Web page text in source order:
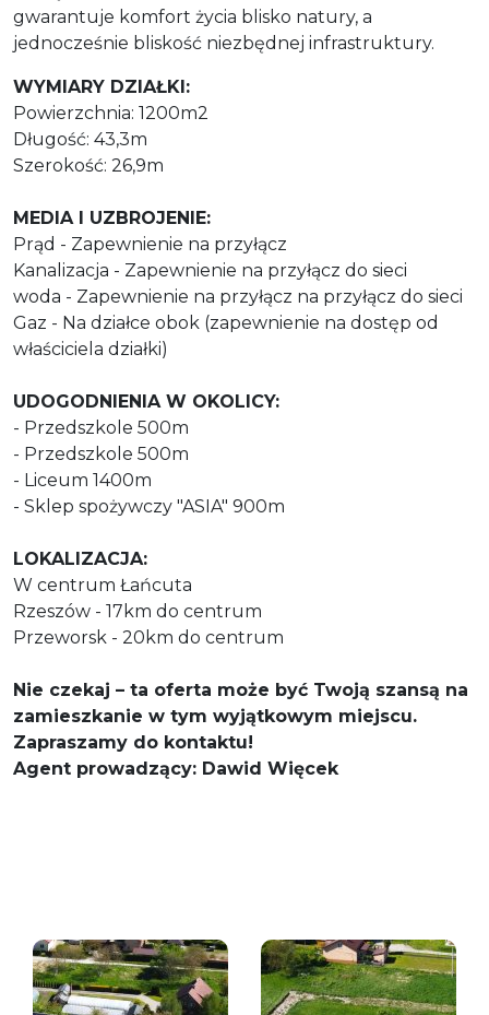
gwarantuje komfort życia blisko natury, a
jednocześnie bliskość niezbędnej infrastruktury.
WYMIARY DZIAŁKI:
Powierzchnia: 1200m2
Długość: 43,3m
Szerokość: 26,9m
MEDIA I UZBROJENIE:
Prąd - Zapewnienie na przyłącz
Kanalizacja - Zapewnienie na przyłącz do sieci
woda - Zapewnienie na przyłącz na przyłącz do sieci
Gaz - Na działce obok (zapewnienie na dostęp od
właściciela działki)
UDOGODNIENIA W OKOLICY:
- Przedszkole 500m
- Przedszkole 500m
- Liceum 1400m
- Sklep spożywczy "ASIA" 900m
LOKALIZACJA:
W centrum Łańcuta
Rzeszów - 17km do centrum
Przeworsk - 20km do centrum
Nie czekaj – ta oferta może być Twoją szansą na
zamieszkanie w tym wyjątkowym miejscu.
Zapraszamy do kontaktu!
Agent prowadzący: Dawid Więcek